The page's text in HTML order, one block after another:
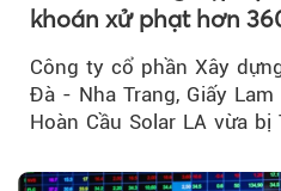
khoán xử phạt hơn
Công ty cổ phần Xây
Đà - Nha Trang, Giấy
Hoàn Cầu Solar LA vừa
do vi phạm quy định về